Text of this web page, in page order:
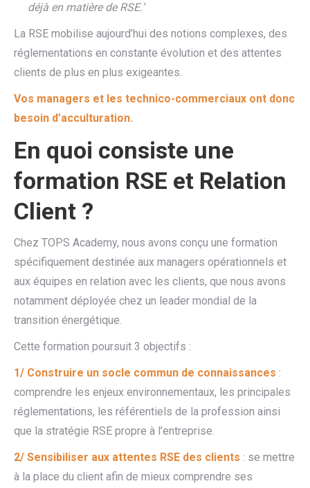
déjà en matière de RSE.’
La RSE mobilise aujourd’hui des notions complexes, des
réglementations en constante évolution et des attentes
clients de plus en plus exigeantes.
Vos managers et les technico-commerciaux ont donc
besoin d’acculturation.
En quoi consiste une
formation RSE et Relation
Client ?
Chez TOPS Academy, nous avons conçu une formation
spécifiquement destinée aux managers opérationnels et
aux équipes en relation avec les clients, que nous avons
notamment déployée chez un leader mondial de la
transition énergétique.
Cette formation poursuit 3 objectifs :
1/ Construire un socle commun de connaissances :
comprendre les enjeux environnementaux, les principales
réglementations, les référentiels de la profession ainsi
que la stratégie RSE propre à l’entreprise.
2/ Sensibiliser aux attentes RSE des clients : se mettre
à la place du client afin de mieux comprendre ses